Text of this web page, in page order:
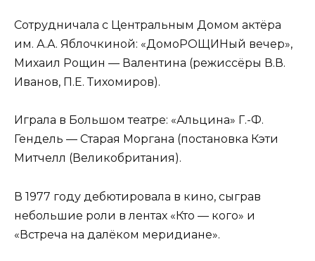
Сотрудничала с Центральным Домом актёра
им. А.А. Яблочкиной: «ДомоРОЩИНый вечер»,
Михаил Рощин — Валентина (режиссёры В.В.
Иванов, П.Е. Тихомиров).
Играла в Большом театре: «Альцина» Г.-Ф.
Гендель — Старая Моргана (постановка Кэти
Митчелл (Великобритания).
В 1977 году дебютировала в кино, сыграв
небольшие роли в лентах «Кто — кого» и
«Встреча на далёком меридиане».